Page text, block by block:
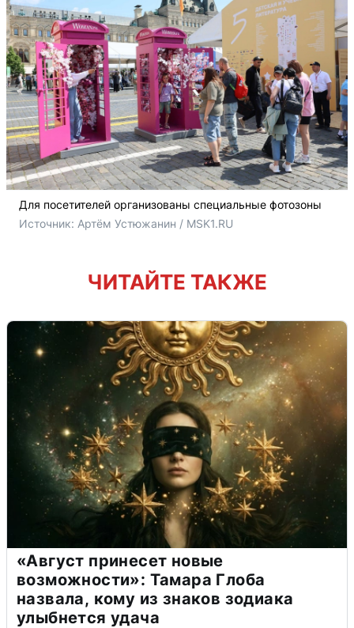
Для посетителей организованы специальные фотозоны
Источник: Артём Устюжанин / MSK1.RU
ЧИТАЙТЕ ТАКЖЕ
«Август принесет новые
возможности»: Тамара Глоба
назвала, кому из знаков зодиака
улыбнется удача